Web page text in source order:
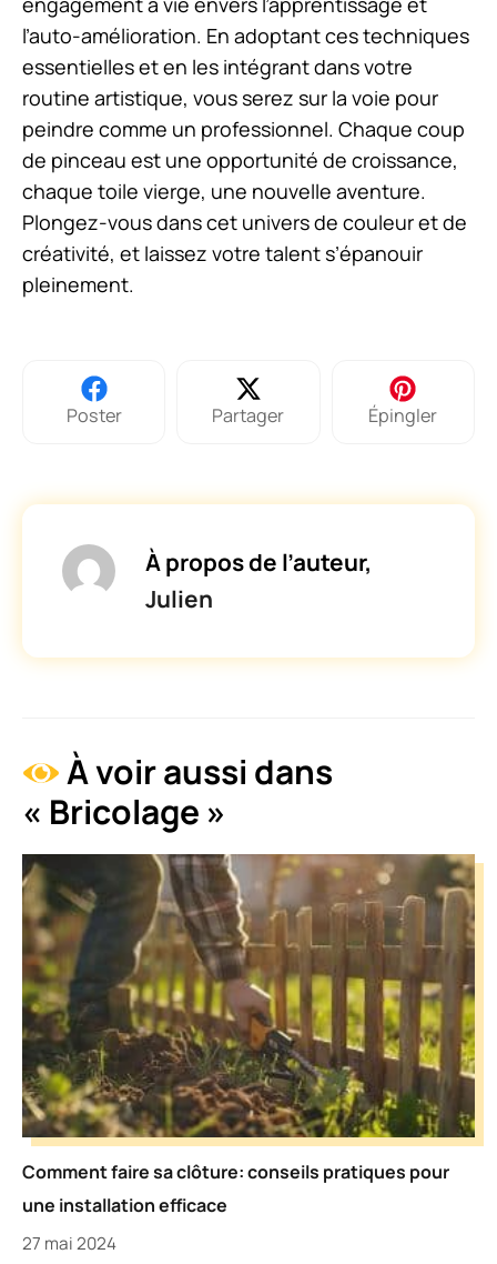
l’auto-amélioration. En adoptant ces techniques
essentielles et en les intégrant dans votre
routine artistique, vous serez sur la voie pour
peindre comme un professionnel. Chaque coup
de pinceau est une opportunité de croissance,
chaque toile vierge, une nouvelle aventure.
Plongez-vous dans cet univers de couleur et de
créativité, et laissez votre talent s’épanouir
pleinement.
Poster Partager Épingler
À propos de l’auteur,
Julien
À voir aussi dans
« Bricolage »
Comment faire sa clôture: conseils pratiques pour
une installation efficace
27 mai 2024